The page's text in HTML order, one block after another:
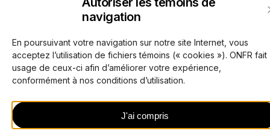
navigation
En poursuivant votre navigation sur notre site Internet, vous
acceptez l’utilisation de fichiers témoins (« cookies »). ONFR fait
usage de ceux-ci afin d’améliorer votre expérience,
conformément à nos conditions d’utilisation.
J'ai compris